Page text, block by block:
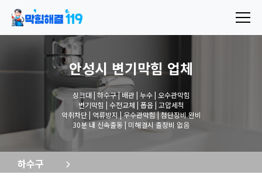
안성시 변기막힘 업체
싱크대 | 하수구 | 배관 | 누수 | 오수관막힘
변기막힘 | 수전교체 | 폽옵 | 고압세척
악취차단 | 역류방지 | 우수관막힘 | 첨단장비 완비
30분 내 신속출동 | 미해결시 출장비 없음
하수구